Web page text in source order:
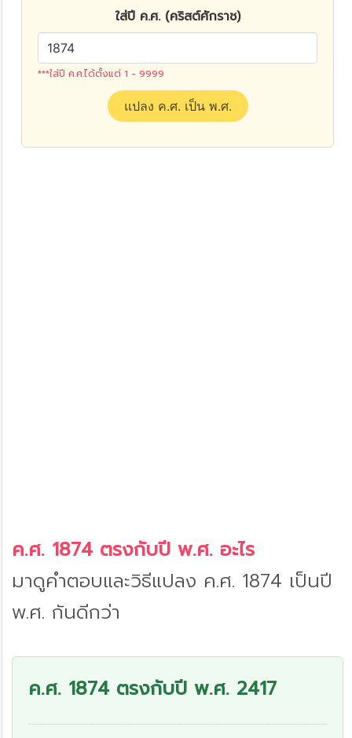
ใส่ปี ค.ศ. (คริสต์ศักราช)
***ใส่ปี ค.ศ.ได้ตั้งแต่ 1 - 9999
แปลง ค.ศ. เป็น พ.ศ.
ค.ศ. 1874 ตรงกับปี พ.ศ. อะไร
มาดูคำตอบและวิธีแปลง ค.ศ. 1874 เป็นปี
พ.ศ. กันดีกว่า
ค.ศ. 1874 ตรงกับปี พ.ศ. 2417